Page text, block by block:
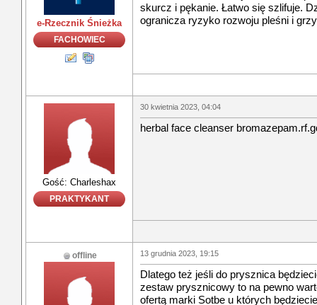
e-Rzecznik Śnieżka
FACHOWIEC
skurcz i pękanie. Łatwo się szlifuje.
ogranicza ryzyko rozwoju pleśni i
Gość: Charleshax
PRAKTYKANT
30 kwietnia 2023, 04:04
herbal face cleanser
offline 13 grudnia 2023, 19:15
Dlatego też jeśli do prysznica
zestaw prysznicowy to na pewno
ofertą marki Sotbe u których